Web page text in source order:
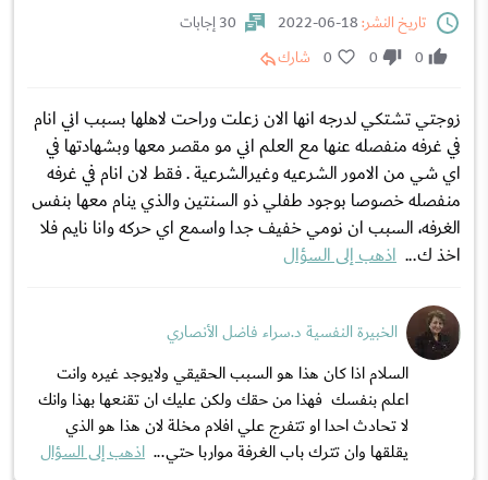
تاريخ النشر:
30 إجابات
0
0
0 شارك
زوجتي تشتكي لدرجه انها الان زعلت وراحت لاهلها بسبب اني انام
في غرفه منفصله عنها مع العلم اني مو مقصر معها وبشهادتها في
اي شي من الامور الشرعيه وغيرالشرعية . فقط لان انام في غرفه
منفصله خصوصا بوجود طفلي ذو السنتين والذي ينام معها بنفس
الغرفه، السبب ان نومي خفيف جدا واسمع اي حركه وانا نايم فلا
اخذ ك... اذهب إلى السؤال
الخبيرة النفسية د.سراء فاضل الأنصاري
السلام اذا كان هذا هو السبب الحقيقي ولايوجد غيره وانت
اعلم بنفسك فهذا من حقك ولكن عليك ان تقنعها بهذا وانك
لا تحادث احدا او تتفرج علي افلام مخلة لان هذا هو الذي
يقلقها وان تترك باب الغرفة مواربا حتي... اذهب إلى السؤال